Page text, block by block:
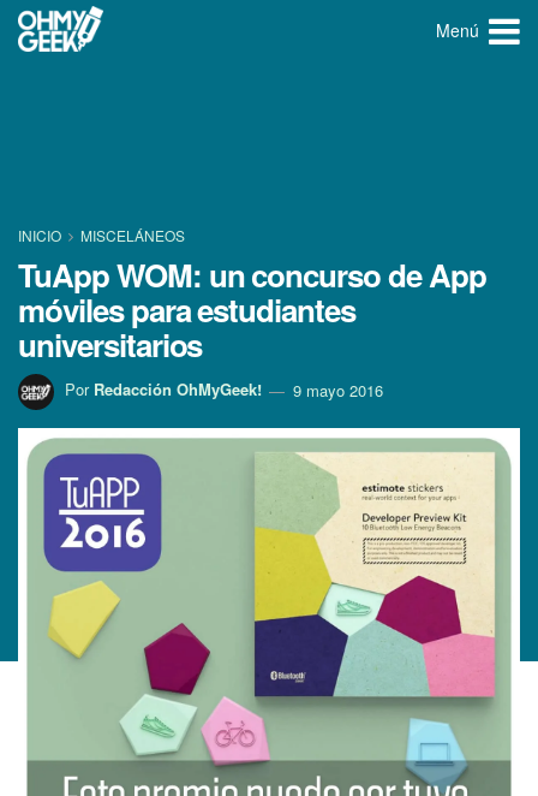
Menú
INICIO MISCELÁNEOS
TuApp WOM: un concurso de App
móviles para estudiantes
universitarios
Por Redacción OhMyGeek! 9 mayo 2016